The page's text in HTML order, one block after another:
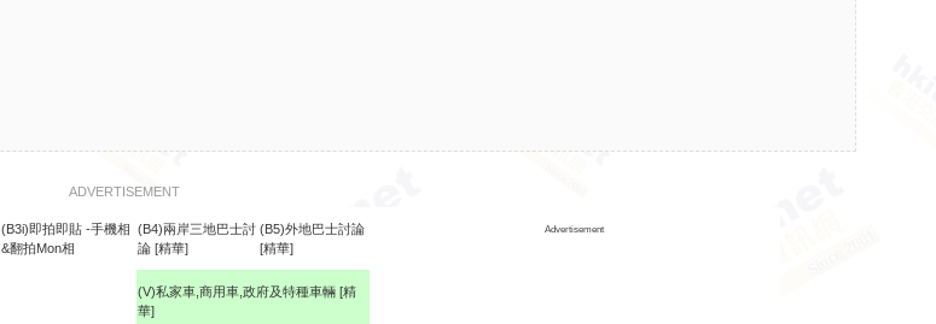
ADVERTISEMENT
(B3i)即拍即貼 -手機相
&翻拍Mon相
(B4)兩岸三地巴士討
論 [精華]
(B5)外地巴士討論
[精華]
Advertisement
(V)私家車,商用車,政府及特種車輛 [精
華]